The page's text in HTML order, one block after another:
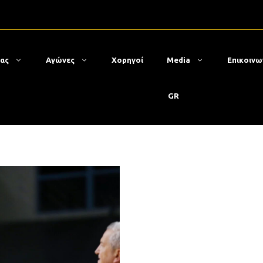
Αγώνες Χορηγοί Media
GR